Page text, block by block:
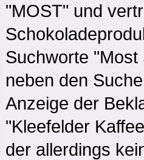
"MOST" und
Suchworte
neben den
Anzeige der
"Kleefelder
der allerdings